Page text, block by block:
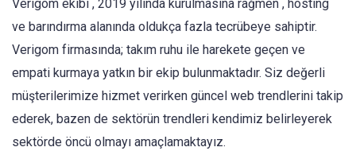
Verigom ekibi , 2019 yılında kurulmasına rağmen , hosting
ve barındırma alanında oldukça fazla tecrübeye sahiptir.
Verigom firmasında; takım ruhu ile harekete geçen ve
empati kurmaya yatkın bir ekip bulunmaktadır. Siz değerli
müşterilerimize hizmet verirken güncel web trendlerini takip
ederek, bazen de sektörün trendleri kendimiz belirleyerek
sektörde öncü olmayı amaçlamaktayız.